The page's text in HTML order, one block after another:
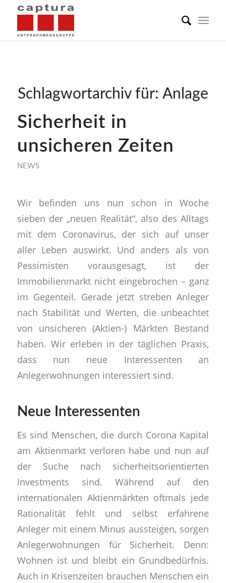
Schlagwortarchiv für: Anlage
Sicherheit in
unsicheren Zeiten
NEWS
Wir befinden uns nun schon in Woche
sieben der „neuen Realität“, also des Alltags
mit dem Coronavirus, der sich auf unser
aller Leben auswirkt. Und anders als von
Pessimisten vorausgesagt, ist der
Immobilienmarkt nicht eingebrochen – ganz
im Gegenteil. Gerade jetzt streben Anleger
nach Stabilität und Werten, die unbeachtet
von unsicheren (Aktien-) Märkten Bestand
haben. Wir erleben in der täglichen Praxis,
dass nun neue Interessenten an
Anlegerwohnungen interessiert sind.
Neue Interessenten
Es sind Menschen, die durch Corona Kapital
am Aktienmarkt verloren habe und nun auf
der Suche nach sicherheitsorientierten
Investments sind. Während auf den
internationalen Aktienmärkten oftmals jede
Rationalität fehlt und selbst erfahrene
Anleger mit einem Minus aussteigen, sorgen
Anlegerwohnungen für Sicherheit. Denn:
Wohnen ist und bleibt ein Grundbedürfnis.
Auch in Krisenzeiten brauchen Menschen ein